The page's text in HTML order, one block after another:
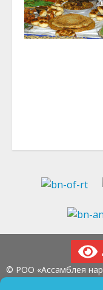
© РОО «Ассамблея